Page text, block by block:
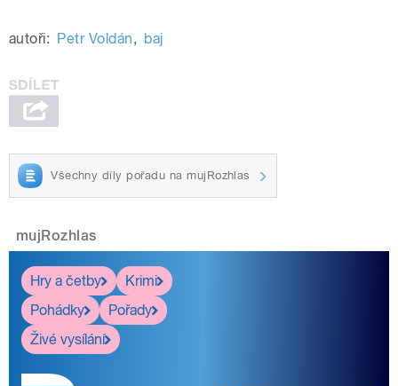
autoři: Petr Voldán, baj
Všechny díly pořadu na mujRozhlas
mujRozhlas
Hry a četby
Krimi
Pohádky
Pořady
Živé vysílání